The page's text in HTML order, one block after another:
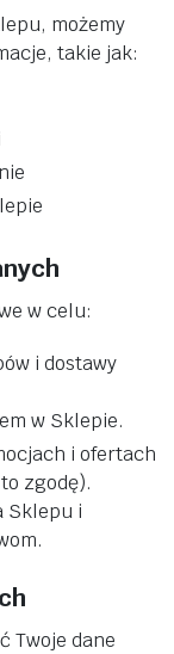
możemy
takie jak:
w celu:
i dostawy
w Sklepie.
i ofertach
zgodę).
Sklepu i
Twoje dane